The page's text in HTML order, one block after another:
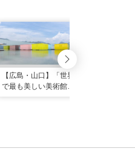
【広島・山口】「世界
で最も美しい美術館」